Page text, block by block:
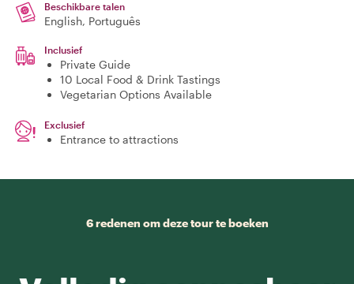
Beschikbare talen
English, Português
Inclusief
Private Guide
10 Local Food & Drink Tastings
Vegetarian Options Available
Exclusief
Entrance to attractions
6 redenen om deze tour te boeken